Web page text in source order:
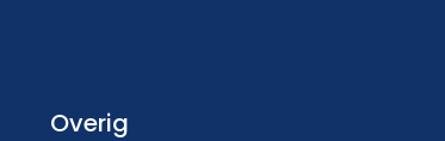
Overig